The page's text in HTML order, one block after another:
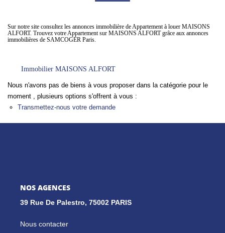
LOCATIONS
Nos Offres En Location Du Moment
GESTION LOCATIVE
Sur notre site consultez les annonces immobilière de Appartement à louer MAISONS
ALFORT. Trouvez votre Appartement sur MAISONS ALFORT grâce aux annonces
immobilières de SAMCOGER Paris.
Immobilier MAISONS ALFORT
Nous n'avons pas de biens à vous proposer dans la catégorie pour le
moment , plusieurs options s'offrent à vous :
Transmettez-nous votre demande
NOS AGENCES
39 Rue De Palestro, 75002 PARIS
Nous contacter